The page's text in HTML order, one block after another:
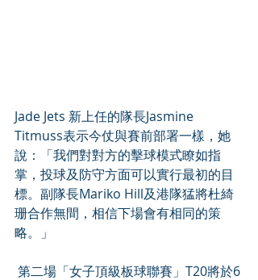
Jade Jets 新上任的隊長Jasmine
Titmuss表示今仗與賽前部署一樣，她
說：「我們對對方的擊球模式瞭如指
掌，投球及防守方面可以實行最初的目
標。副隊長Mariko Hill及港隊猛將杜綺
珊合作無間，相信下場會有相同的策
略。」